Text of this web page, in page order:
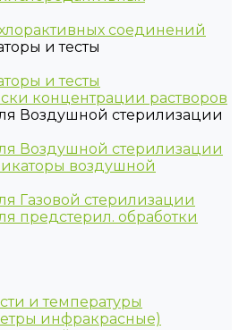
соединений
и тесты
и тесты
концентрации растворов
Воздушной стерилизации
Воздушной стерилизации
воздушной
Газовой стерилизации
предстерил. обработки
и температуры
инфракрасные)